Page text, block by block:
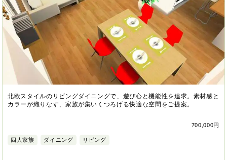
北欧スタイルのリビングダイニングで、遊び心と機能性を追求。素材感と
カラーが織りなす、家族が集いくつろげる快適な空間をご提案。
700,000円
四人家族 ダイニング リビング